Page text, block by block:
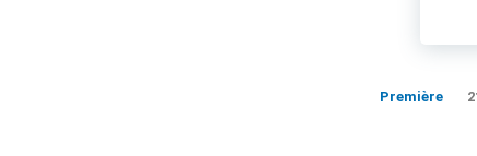
Première